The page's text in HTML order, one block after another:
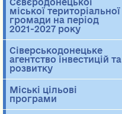
Сєвєродонецької
міської територіальної
громади на період
2021-2027 року
Сіверськодонецьке
агентство інвестицій та
розвитку
Міські цільові
програми